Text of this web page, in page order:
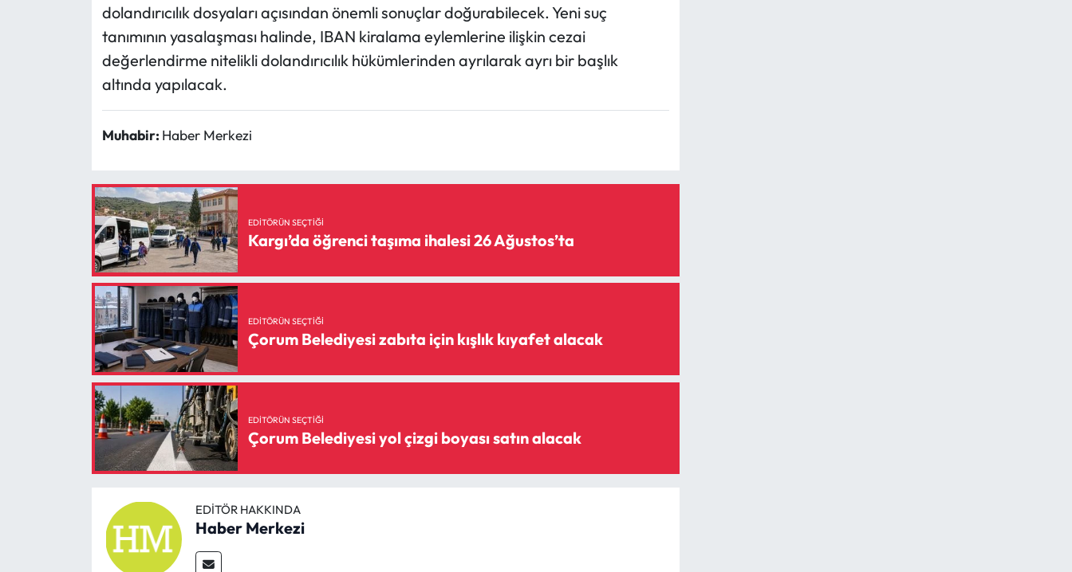
dolandırıcılık dosyaları açısından önemli sonuçlar doğurabilecek. Yeni suç
tanımının yasalaşması halinde, IBAN kiralama eylemlerine ilişkin cezai
değerlendirme nitelikli dolandırıcılık hükümlerinden ayrılarak ayrı bir başlık
altında yapılacak.
Muhabir: Haber Merkezi
EDITÖRÜN SEÇTIĞI
Kargı’da öğrenci taşıma ihalesi 26 Ağustos’ta
EDITÖRÜN SEÇTIĞI
Çorum Belediyesi zabıta için kışlık kıyafet alacak
EDITÖRÜN SEÇTIĞI
Çorum Belediyesi yol çizgi boyası satın alacak
EDITÖR HAKKINDA
Haber Merkezi